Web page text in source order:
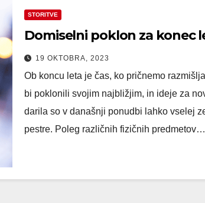
STORITVE
Domiselni poklon za konec
19 OKTOBRA, 2023
Ob koncu leta je čas, ko pričnemo
bi poklonili svojim najbližjim, in ideje za
darila so v današnji ponudbi lahko vselej
pestre. Poleg različnih fizičnih predmetov…